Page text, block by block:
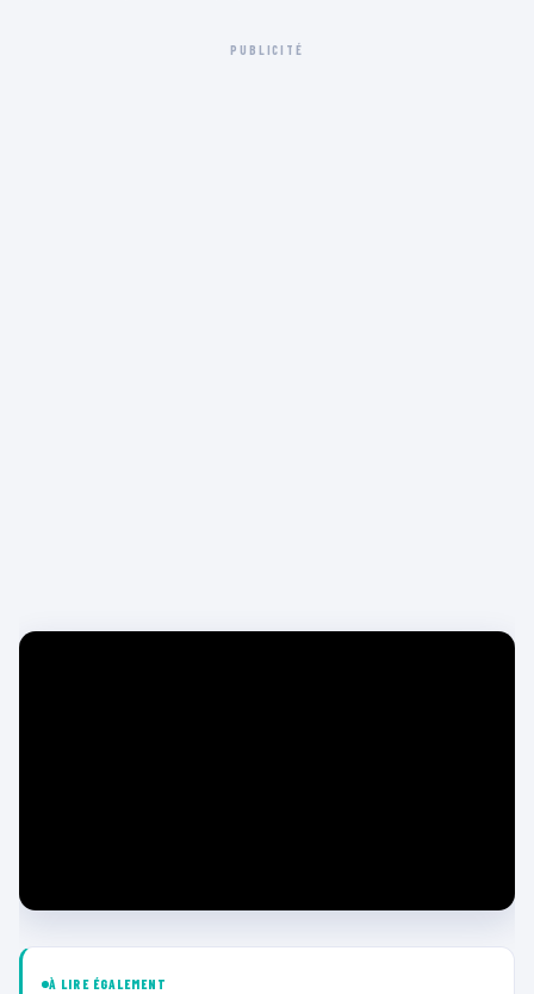
PUBLICITÉ
À LIRE ÉGALEMENT